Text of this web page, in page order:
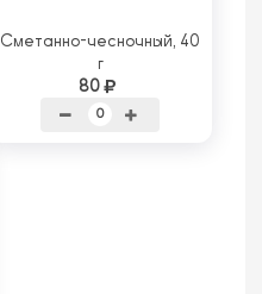
Сметанно-чесночный, 40
г
80